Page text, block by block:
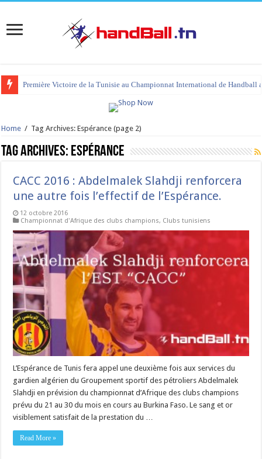
Première Victoire de la Tunisie au Championnat International de Handball
Home / Tag Archives: Espérance (page 2)
Tag Archives: Espérance
CACC 2016 : Abdelmalek Slahdji renforcera
une autre fois l’effectif de l’Espérance.
12 octobre 2016
Championnat d'Afrique des clubs champions, Clubs tunisiens
L’Espérance de Tunis fera appel une deuxième fois aux services du
gardien algérien du Groupement sportif des pétroliers Abdelmalek
Slahdji en prévision du championnat d’Afrique des clubs champions
prévu du 21 au 30 du mois en cours au Burkina Faso. Le sang et or
visiblement satisfait de la prestation du …
Read More »